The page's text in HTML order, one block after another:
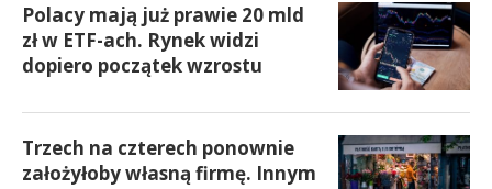
Polacy mają już prawie 20 mld
zł w ETF-ach. Rynek widzi
dopiero początek wzrostu
Trzech na czterech ponownie
założyłoby własną firmę. Innym